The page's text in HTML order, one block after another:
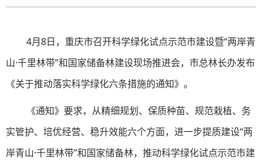
4月8日，重庆市召开科学绿化试点示范市建设暨“两岸青
山·千里林带”和国家储备林建设现场推进会，市总林长办发布
《关于推动落实科学绿化六条措施的通知》。
《通知》要求，从精细规划、保质种苗、规范栽植、务
实管护、培优经营、稳升效能六个方面，进一步提质建设“两
岸青山·千里林带”和国家储备林，推动科学绿化试点示范市建